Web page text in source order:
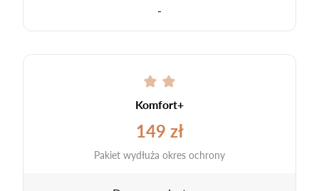
-
Komfort+
149 zł
Pakiet wydłuża okres ochrony